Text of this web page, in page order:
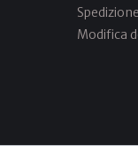
Modifica